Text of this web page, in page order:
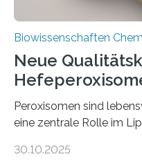
Biowissenschaften
Neue
Peroxisomen sind
eine zentrale Rolle im
erfüllen können, müssen
30.10.2025